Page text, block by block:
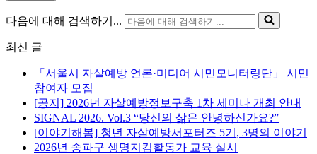
다음에 대해 검색하기...
최신 글
「서울시 자살예방 언론·미디어 시민모니터링단」 시민
참여자 모집
[공지] 2026년 자살예방정보구축 1차 세미나 개최 안내
SIGNAL 2026. Vol.3 “당신의 삶은 안녕하신가요?”
[이야기해봄] 청년 자살예방서포터즈 5기, 3명의 이야기
2026년 송파구 생명지킴활동가 교육 실시